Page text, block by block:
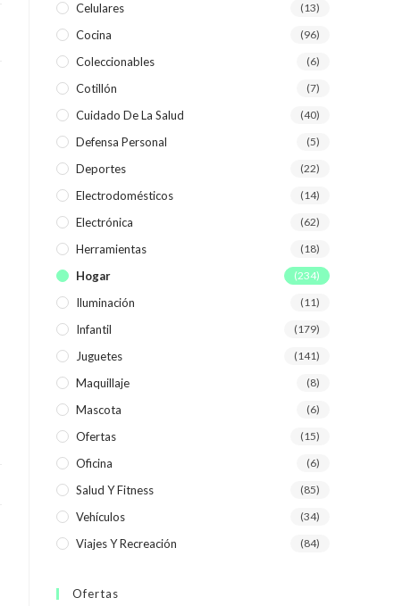
LA
Celulares (13)
Cocina (96)
Coleccionables (6)
Cotillón (7)
Cuidado De La Salud (40)
Defensa Personal (5)
Deportes (22)
Electrodomésticos (14)
Electrónica (62)
Herramientas (18)
Hogar (234)
Iluminación (11)
Infantil (179)
Juguetes (141)
Maquillaje (8)
Mascota (6)
Ofertas (15)
Oficina (6)
Salud Y Fitness (85)
Vehículos (34)
Viajes Y Recreación (84)
Ofertas